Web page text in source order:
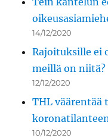
14/12/2020
Rajoituksille ei
meillä on niitä?
12/12/2020
THL väärentää
10/12/2020